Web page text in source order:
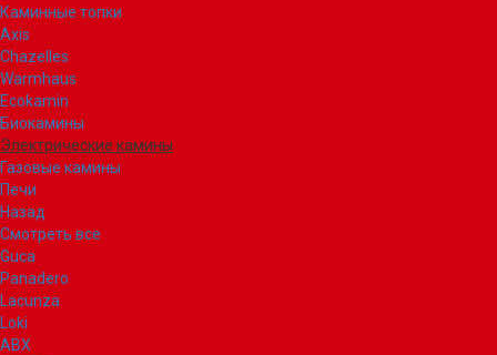
Каминные топки
Axis
Chazelles
Warmhaus
Ecokamin
Биокамины
Электрические камины
Газовые камины
Печи
Назад
Смотреть все
Guca
Panadero
Lacunza
Loki
ABX